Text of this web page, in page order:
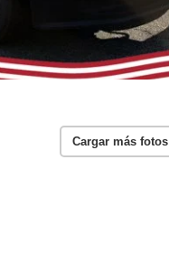
Cargar más fotos